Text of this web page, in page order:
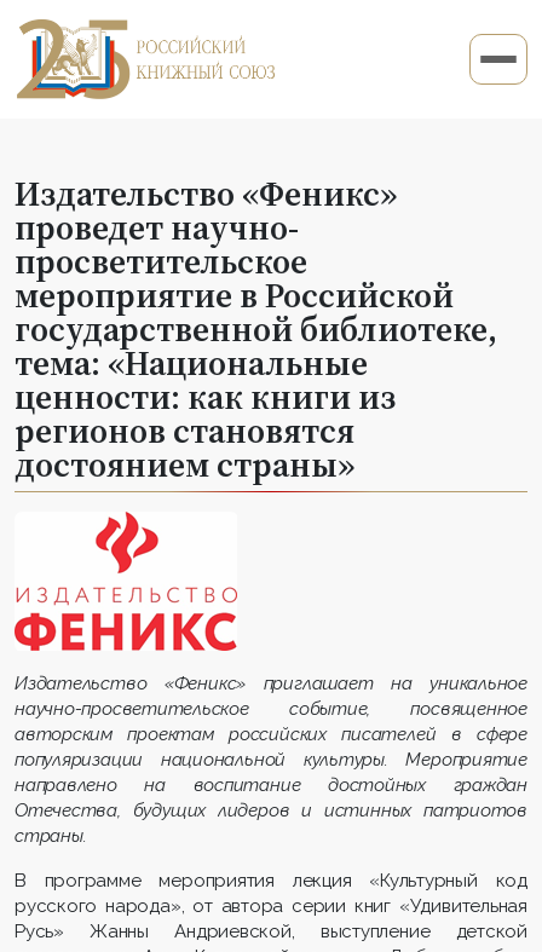
Издательство «Феникс»
проведет научно-
просветительское
мероприятие в Российской
государственной библиотеке,
тема: «Национальные
ценности: как книги из
регионов становятся
достоянием страны»
Издательство «Феникс» приглашает на уникальное
научно-просветительское событие, посвященное
авторским проектам российских писателей в сфере
популяризации национальной культуры. Мероприятие
направлено на воспитание достойных граждан
Отечества, будущих лидеров и истинных патриотов
страны.
В программе мероприятия лекция «Культурный код
русского народа», от автора серии книг «Удивительная
Русь» Жанны Андриевской, выступление детской